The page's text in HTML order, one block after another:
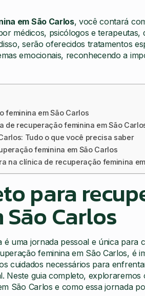
em São Carlos, você contará
médicos, psicólogos e terapeutas,
serão oferecidos tratamentos
emocionais, reconhecendo a
feminina em São Carlos
de recuperação feminina em São
Tudo o que você precisa saber
feminina em São Carlos
na clínica de recuperação feminina
para
Carlos
uma jornada pessoal e única para
feminina em São Carlos, é
cuidados necessários para
Neste guia completo,
São Carlos e como essa jornada